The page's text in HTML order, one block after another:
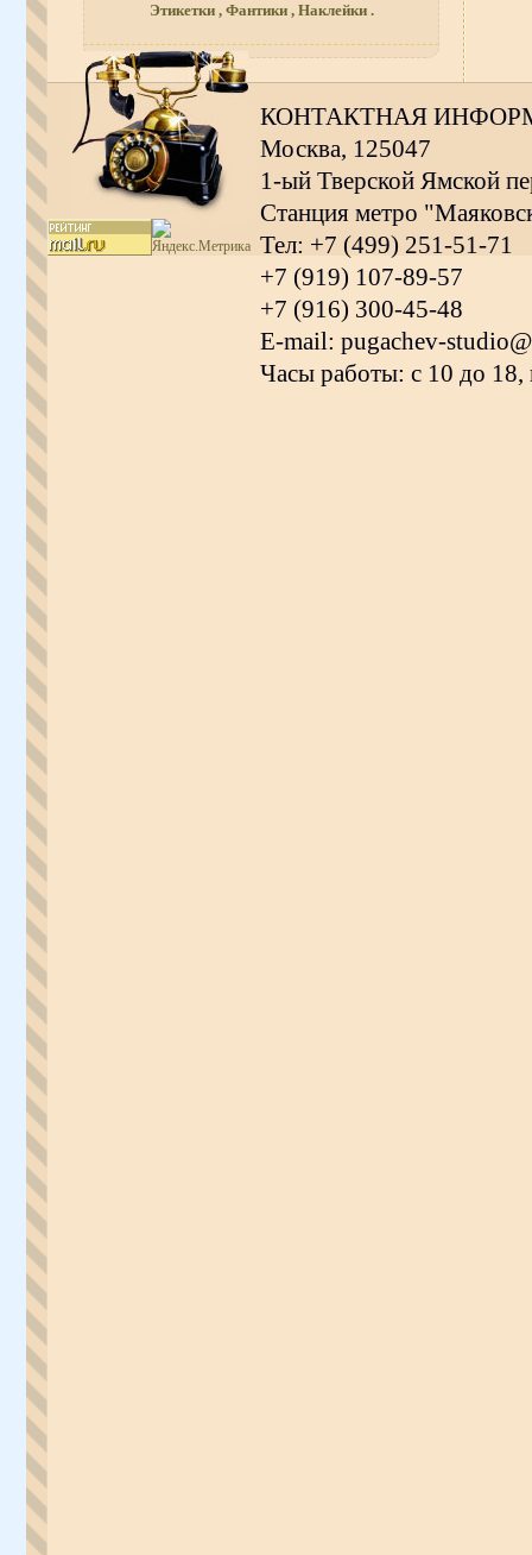
Этикетки , Фантики , Наклейки .
КОНТАКТНАЯ
Москва, 125047
1-ый Тверской Ямской
Станция метро
Тел: +7 (499) 251-51-71
+7 (919) 107-89-57
+7 (916) 300-45-48
E-mail: pugachev-
Часы работы: с 10 до 18,